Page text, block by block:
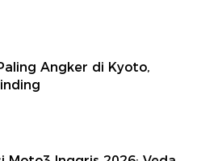
Angker di Kyoto,